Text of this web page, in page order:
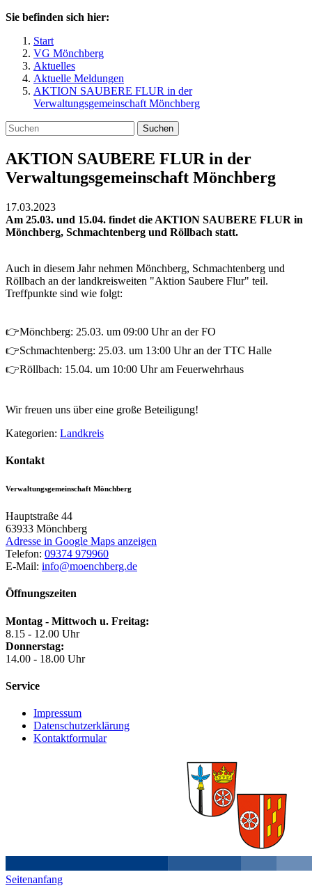
Sie befinden sich hier:
Start
VG Mönchberg
Aktuelles
Aktuelle Meldungen
AKTION SAUBERE FLUR in der
Verwaltungsgemeinschaft Mönchberg
Suchen
AKTION SAUBERE FLUR in der
Verwaltungsgemeinschaft Mönchberg
17.03.2023
Am 25.03. und 15.04. findet die AKTION SAUBERE FLUR in
Mönchberg, Schmachtenberg und Röllbach statt.
Auch in diesem Jahr nehmen Mönchberg, Schmachtenberg und
Röllbach an der landkreisweiten "Aktion Saubere Flur" teil.
Treffpunkte sind wie folgt:
👉Mönchberg: 25.03. um 09:00 Uhr an der FO
👉Schmachtenberg: 25.03. um 13:00 Uhr an der TTC Halle
👉Röllbach: 15.04. um 10:00 Uhr am Feuerwehrhaus
Wir freuen uns über eine große Beteiligung!
Kategorien: Landkreis
Kontakt
Verwaltungsgemeinschaft Mönchberg
Hauptstraße 44
63933 Mönchberg
Adresse in Google Maps anzeigen
Telefon: 09374 979960
E-Mail: info@moenchberg.de
Öffnungszeiten
Montag - Mittwoch u. Freitag:
8.15 - 12.00 Uhr
Donnerstag:
14.00 - 18.00 Uhr
Service
Impressum
Datenschutzerklärung
Kontaktformular
Seitenanfang